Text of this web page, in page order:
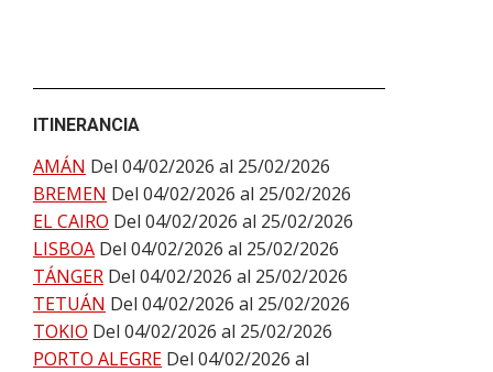
ITINERANCIA
AMÁN Del 04/02/2026 al 25/02/2026
BREMEN Del 04/02/2026 al 25/02/2026
EL CAIRO Del 04/02/2026 al 25/02/2026
LISBOA Del 04/02/2026 al 25/02/2026
TÁNGER Del 04/02/2026 al 25/02/2026
TETUÁN Del 04/02/2026 al 25/02/2026
TOKIO Del 04/02/2026 al 25/02/2026
PORTO ALEGRE Del 04/02/2026 al